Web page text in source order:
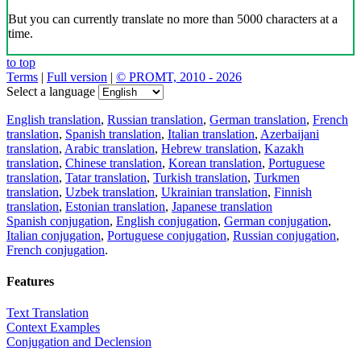
But you can currently translate no more than 5000 characters at a
time.
to top
Terms | Full version | © PROMT, 2010 - 2026
Select a language
English translation, Russian translation, German translation, French
translation, Spanish translation, Italian translation, Azerbaijani
translation, Arabic translation, Hebrew translation, Kazakh
translation, Chinese translation, Korean translation, Portuguese
translation, Tatar translation, Turkish translation, Turkmen
translation, Uzbek translation, Ukrainian translation, Finnish
translation, Estonian translation, Japanese translation
Spanish conjugation, English conjugation, German conjugation,
Italian conjugation, Portuguese conjugation, Russian conjugation,
French conjugation.
Features
Text Translation
Context Examples
Conjugation and Declension